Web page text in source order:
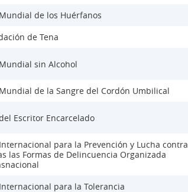
de los Huérfanos
de Tena
sin Alcohol
de la Sangre del Cordón Umbilical
Escritor Encarcelado
para la Prevención y Lucha contra
las Formas de Delincuencia Organizada
para la Tolerancia